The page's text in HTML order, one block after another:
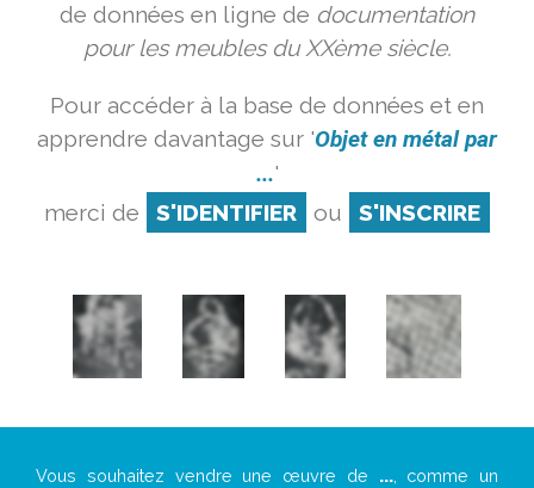
de données en ligne de documentation
pour les meubles du XXème siècle.
Pour accéder à la base de données et en
apprendre davantage sur 'Objet en métal par
...'
merci de
S'IDENTIFIER ou S'INSCRIRE
Vous souhaitez vendre une œuvre de ..., comme un